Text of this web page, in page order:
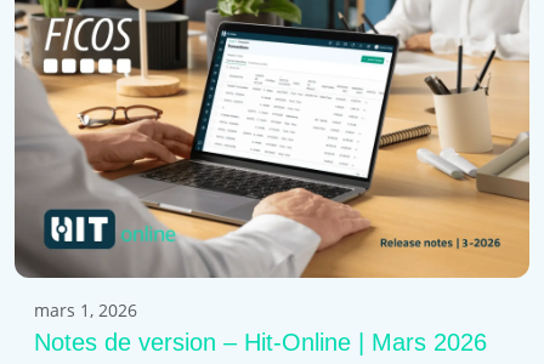
mars 1, 2026
Notes de version – Hit-Online | Mars 2026